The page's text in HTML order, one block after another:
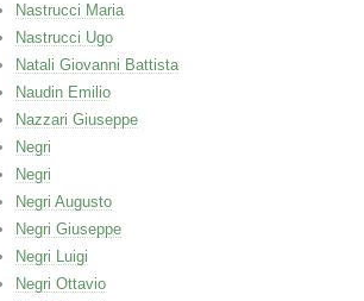
Nastrucci Maria
Nastrucci Ugo
Natali Giovanni Battista
Naudin Emilio
Nazzari Giuseppe
Negri
Negri
Negri Augusto
Negri Giuseppe
Negri Luigi
Negri Ottavio